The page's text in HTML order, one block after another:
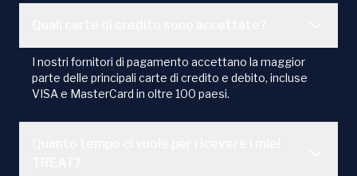
I nostri fornitori di pagamento accettano la maggior
parte delle principali carte di credito e debito, incluse
VISA e MasterCard in oltre 100 paesi.